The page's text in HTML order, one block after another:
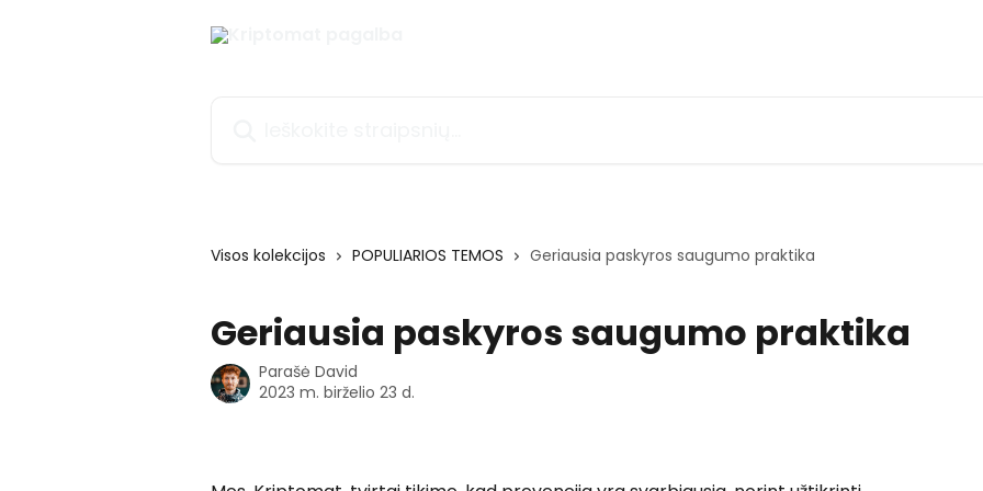
Visos kolekcijos POPULIARIOS TEMOS Geriausia paskyros saugumo praktika
Geriausia paskyros saugumo praktika
Parašė David
2023 m. birželio 23 d.